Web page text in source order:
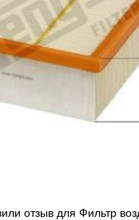
отзыв для Фильтр